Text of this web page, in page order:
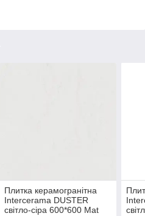
Плитка керамогранітна
Intercerama DUSTER
світло-сіра 600*600 Mat